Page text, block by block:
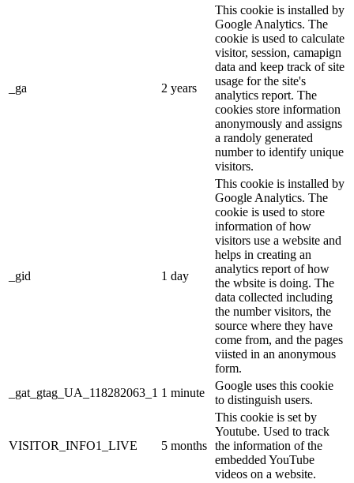
_ga 2 years
This cookie is installed by
Google Analytics. The
cookie is used to calculate
visitor, session, camapign
data and keep track of site
usage for the site's
analytics report. The
cookies store information
anonymously and assigns
a randoly generated
number to identify unique
visitors.
_gid 1 day
This cookie is installed by
Google Analytics. The
cookie is used to store
information of how
visitors use a website and
helps in creating an
analytics report of how
the wbsite is doing. The
data collected including
the number visitors, the
source where they have
come from, and the pages
viisted in an anonymous
form.
_gat_gtag_UA_118282063_1 1 minute
Google uses this cookie
to distinguish users.
VISITOR_INFO1_LIVE 5 months
This cookie is set by
Youtube. Used to track
the information of the
embedded YouTube
videos on a website.